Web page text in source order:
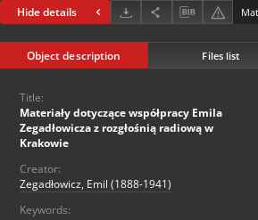
Hide details
Object description Files list
Title:
Materiały dotyczące współpracy Emila
Zegadłowicza z rozgłośnią radiową w
Krakowie
Creator:
Zegadłowicz, Emil (1888-1941)
Keywords: